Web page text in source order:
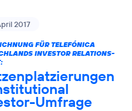
2017
FÜR TELEFÓNICA
INVESTOR RELATIONS-
Umfrage